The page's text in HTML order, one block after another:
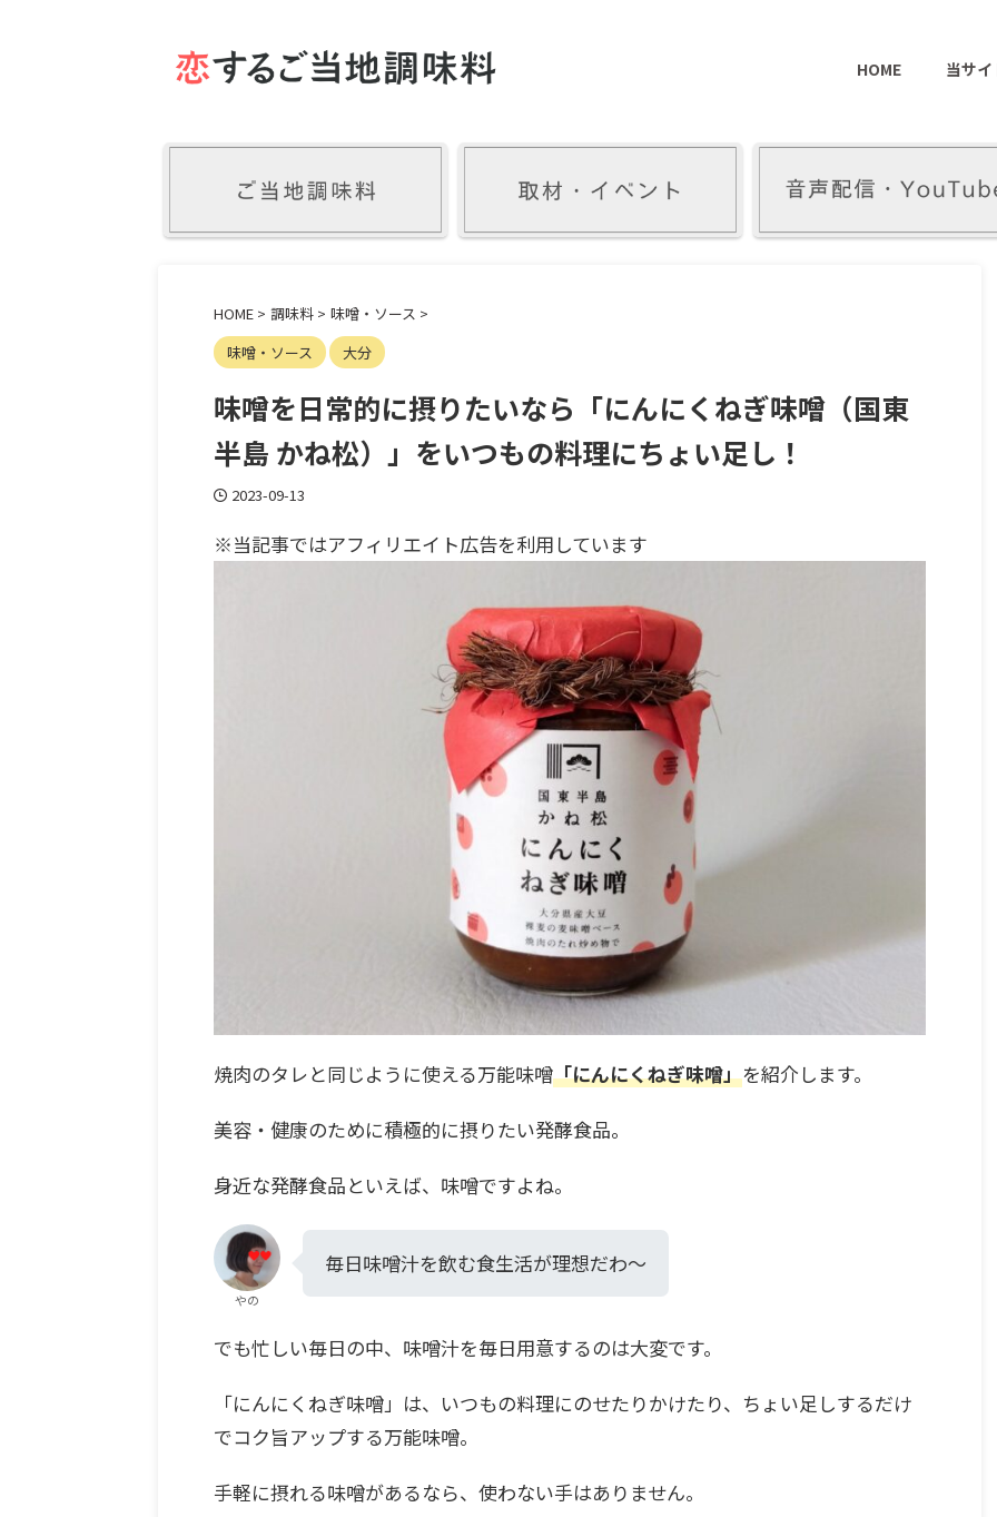
HOME 当サ
HOME > 調味料 > 味噌・ソース >
味噌・ソース
大分
味噌を日常的に摂りたいなら「にんにくねぎ味噌（国東
半島 かね松）」をいつもの料理にちょい足し！
2023-09-13
※当記事ではアフィリエイト広告を利用しています
焼肉のタレと同じように使える万能味噌「にんにくねぎ味噌」を紹介します。
美容・健康のために積極的に摂りたい発酵食品。
身近な発酵食品といえば、味噌ですよね。
やの
毎日味噌汁を飲む食生活が理想だわ～
でも忙しい毎日の中、味噌汁を毎日用意するのは大変です。
「にんにくねぎ味噌」は、いつもの料理にのせたりかけたり、ちょい足しするだけ
でコク旨アップする万能味噌。
手軽に摂れる味噌があるなら、使わない手はありません。